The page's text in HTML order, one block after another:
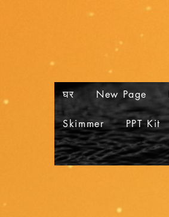
घर New Page
Skimmer PPT Kit